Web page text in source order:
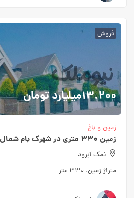
فروش
13.200میلیارد تومان
زمین و باغ
زمین 330 متری در شهرک بام شمال جنب نمک آبرود
نمک آبرود
متراژ زمین: 330 متر